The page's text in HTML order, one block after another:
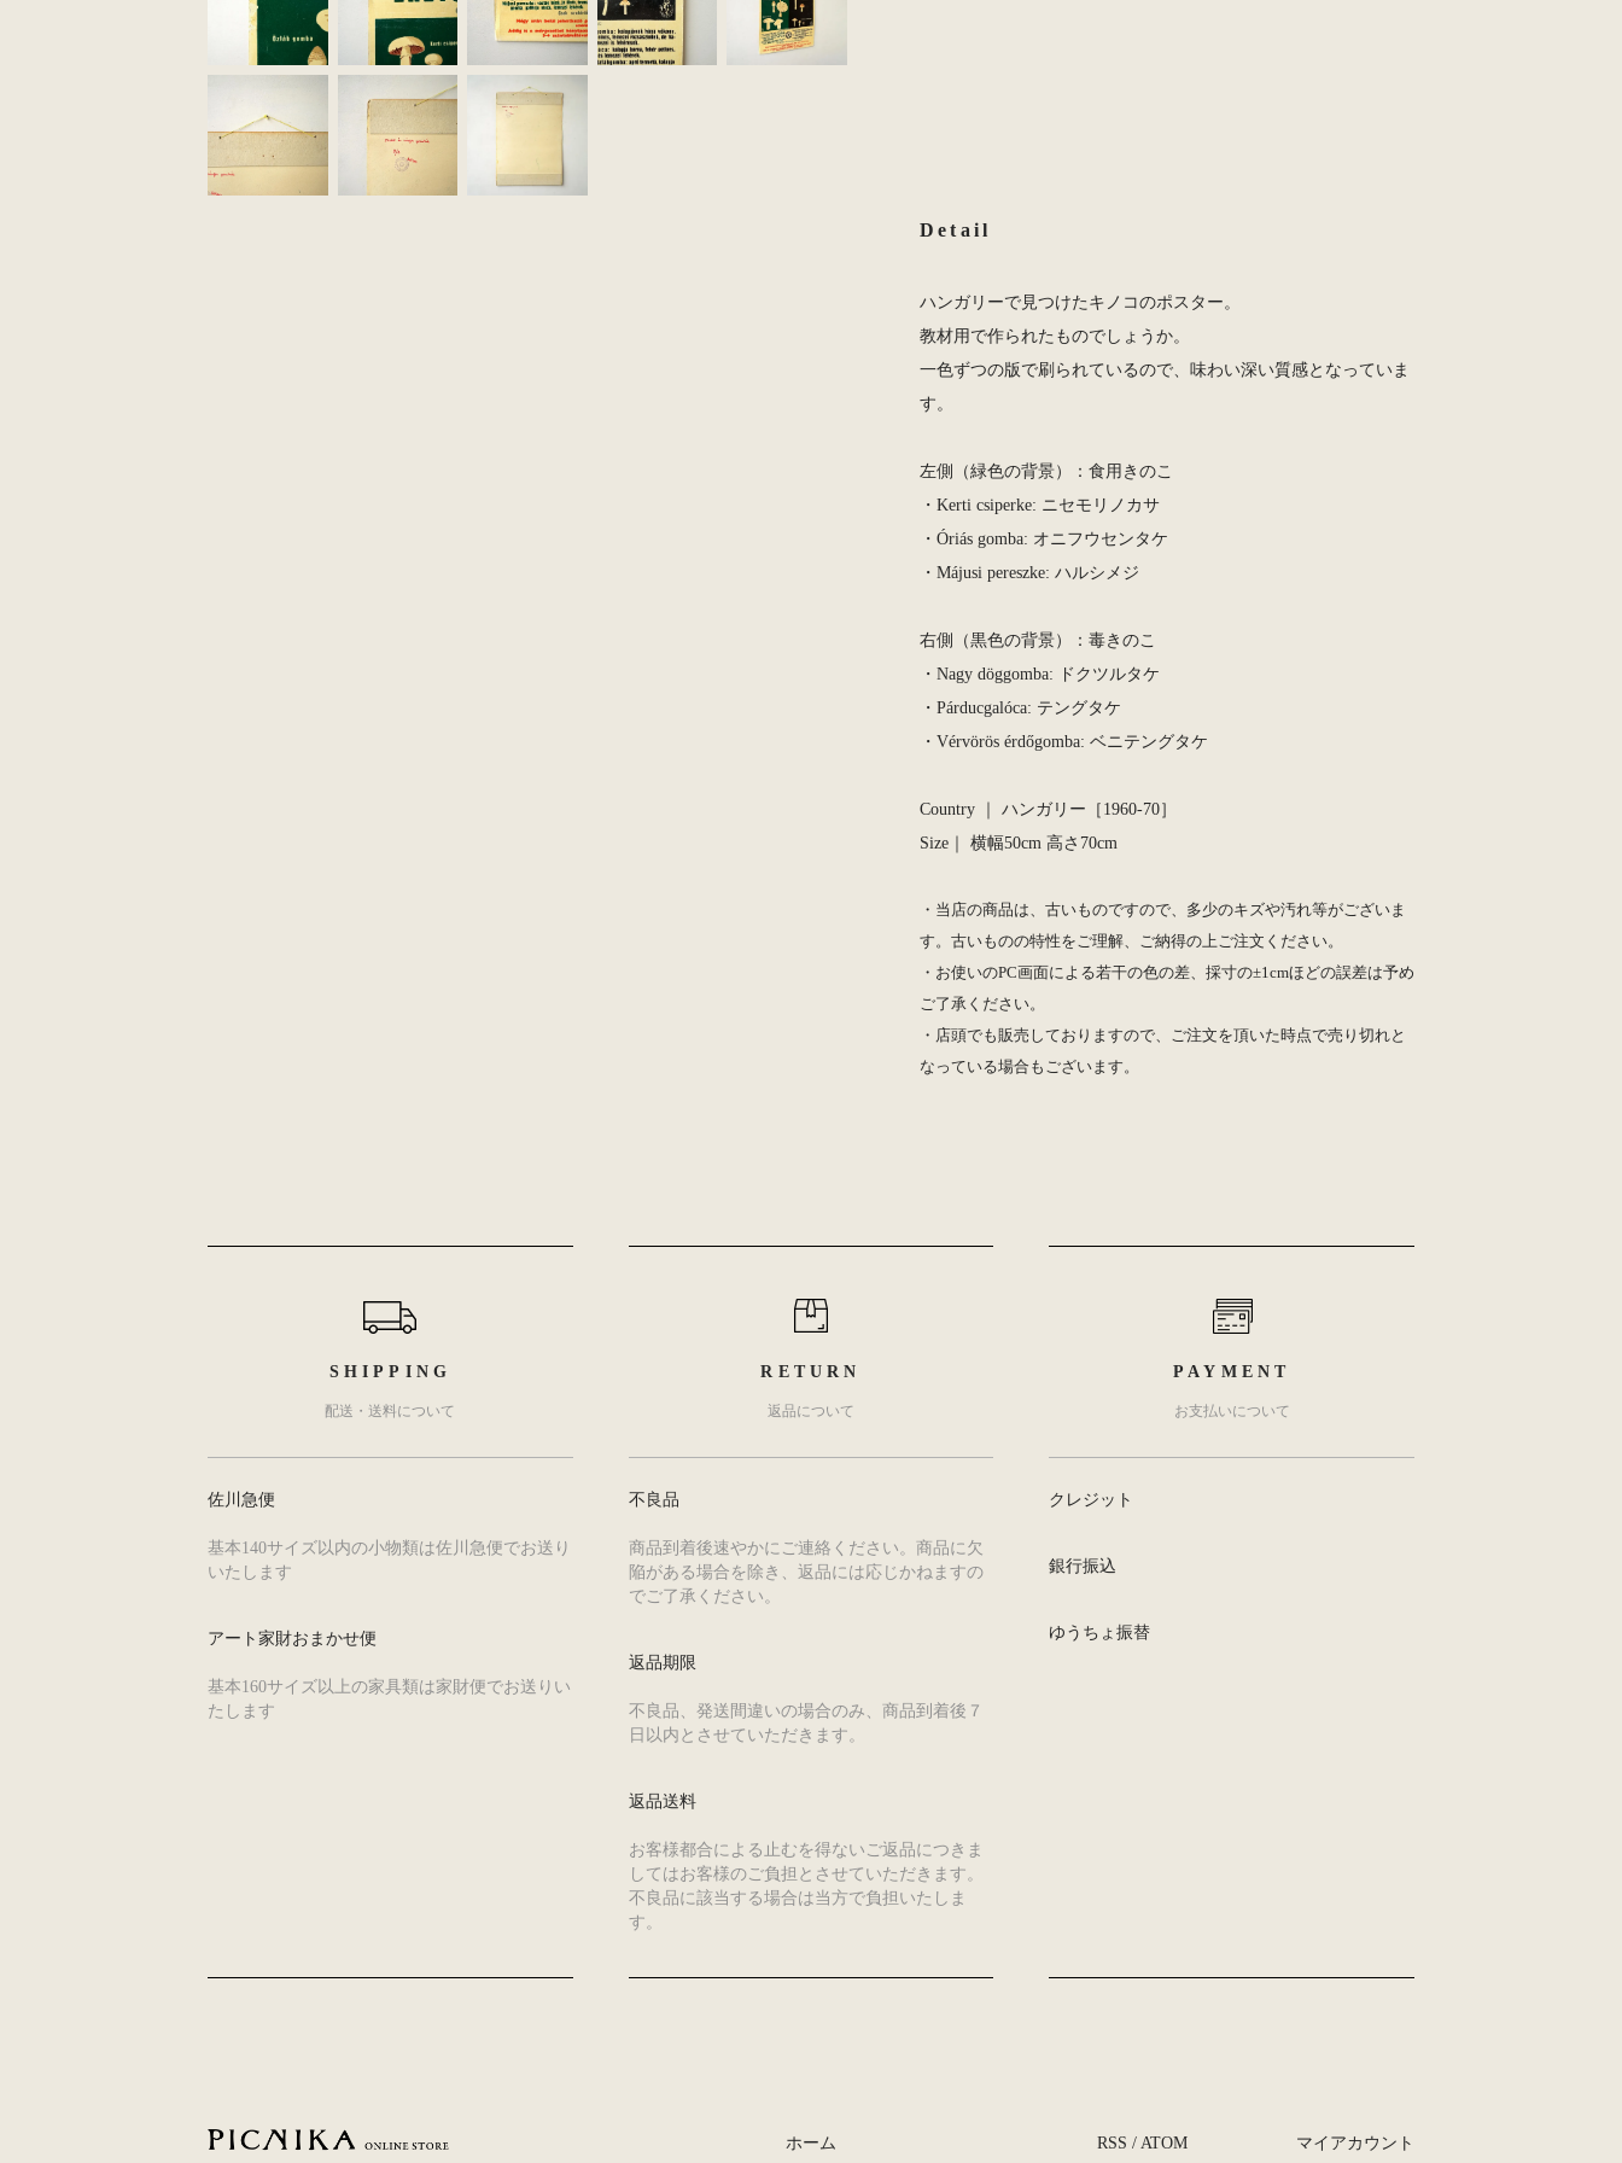
Detail
ハンガリーで見つけたキノコのポスター。
教材用で作られたものでしょうか。
一色ずつの版で刷られているので、味わい深い質感となっていま
す。
左側（緑色の背景）：食用きのこ
・Kerti csiperke: ニセモリノカサ
・Óriás gomba: オニフウセンタケ
・Májusi pereszke: ハルシメジ
右側（黒色の背景）：毒きのこ
・Nagy döggomba: ドクツルタケ
・Párducgalóca: テングタケ
・Vérvörös érdőgomba: ベニテングタケ
Country ｜ ハンガリー［1960-70］
Size｜ 横幅50cm 高さ70cm
・当店の商品は、古いものですので、多少のキズや汚れ等がございま
す。古いものの特性をご理解、ご納得の上ご注文ください。
・お使いのPC画面による若干の色の差、採寸の±1cmほどの誤差は予め
ご了承ください。
・店頭でも販売しておりますので、ご注文を頂いた時点で売り切れと
なっている場合もございます。
SHIPPING
配送・送料について
佐川急便
基本140サイズ以内の小物類は佐川急便でお送り
いたします
アート家財おまかせ便
基本160サイズ以上の家具類は家財便でお送りい
たします
RETURN
返品について
不良品
商品到着後速やかにご連絡ください。商品に欠
陥がある場合を除き、返品には応じかねますの
でご了承ください。
返品期限
不良品、発送間違いの場合のみ、商品到着後７
日以内とさせていただきます。
返品送料
お客様都合による止むを得ないご返品につきま
してはお客様のご負担とさせていただきます。
不良品に該当する場合は当方で負担いたしま
す。
PAYMENT
お支払いについて
クレジット
銀行振込
ゆうちょ振替
ホーム RSS / ATOM マイアカウント